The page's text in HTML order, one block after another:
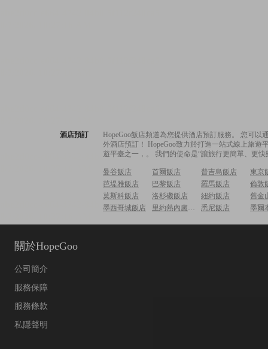
酒店預訂
HopeGoo飯店頻道為您提供酒店預訂服務。 您可
外酒店預訂！ HopeGoo致力於打造一站式線上旅
遊平臺之一，。 我們的使命是“讓旅行更簡單、更
曼谷飯店 首爾飯店 普吉島飯店
東京
芭堤雅飯店
巴黎飯店 羅馬飯店
倫敦
莫斯科飯店
洛杉磯飯店 紐約飯店
舊金
墨西哥城飯店
里約熱內盧飯店 悉尼飯店 墨爾
關於HopeGoo
公司簡介
服務保障
服務條款
私隱聲明